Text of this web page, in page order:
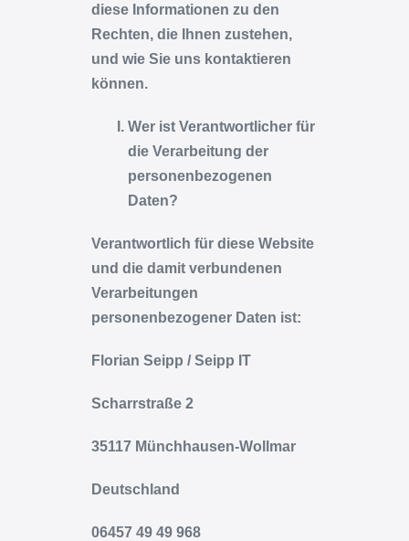
diese Informationen zu den
Rechten, die Ihnen zustehen,
und wie Sie uns kontaktieren
können.
Wer ist Verantwortlicher für
die Verarbeitung der
personenbezogenen
Daten?
Verantwortlich für diese Website
und die damit verbundenen
Verarbeitungen
personenbezogener Daten ist:
Florian Seipp / Seipp IT
Scharrstraße 2
35117 Münchhausen-Wollmar
Deutschland
06457 49 49 968